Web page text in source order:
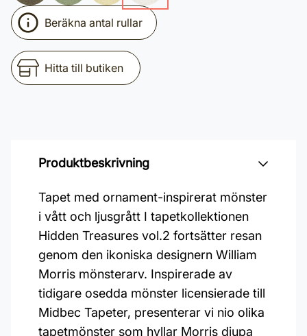
Beräkna antal rullar
Hitta till butiken
Produktbeskrivning
Tapet med ornament-inspirerat mönster
i vått och ljusgrått I tapetkollektionen
Hidden Treasures vol.2 fortsätter resan
genom den ikoniska designern William
Morris mönsterarv. Inspirerade av
tidigare osedda mönster licensierade till
Midbec Tapeter, presenterar vi nio olika
tapetmönster som hyllar Morris djupa